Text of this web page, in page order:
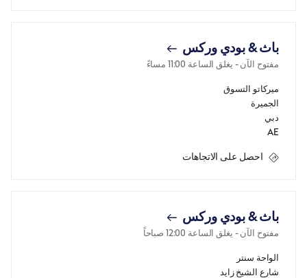
باث & بودي وركس
مفتوح الآن - يغلق الساعة 11:00 مساءً
ميركاتو التسوق
الجميرة
دبي
AE
احصل على الاتجاهات
باث & بودي وركس
مفتوح الآن - يغلق الساعة 12:00 صباحاً
الواحة سنتر
شارع الشيخ زايد